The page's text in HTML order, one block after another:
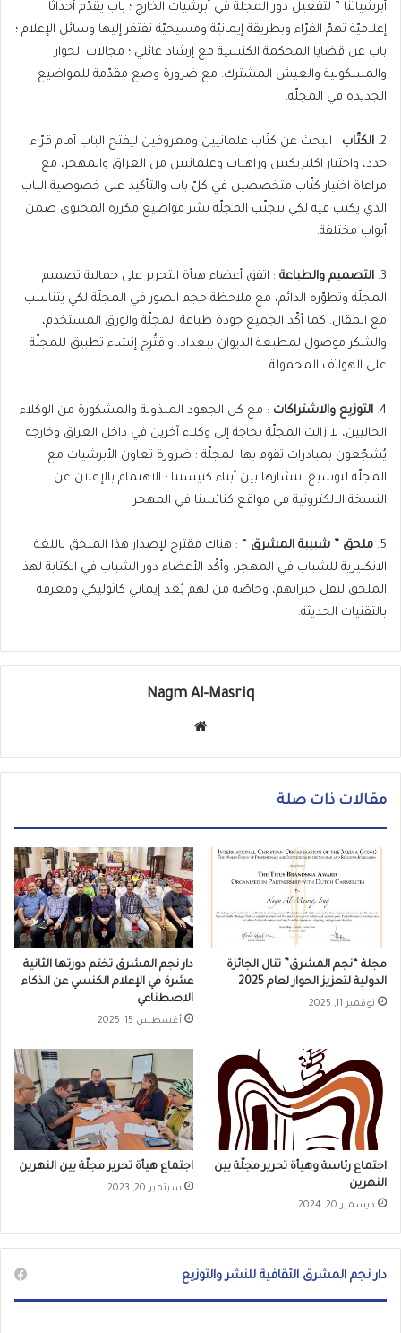
أبرشياتنا ” لتفعيل دور المجلّة في أبرشيات الخارج ؛ باب يقدّم أحداثًا
إعلاميّة تهمّ القرّاء وبطريقة إيمانيّة ومسيحيّة تفتقر إليها وسائل الإعلام ؛
باب عن قضايا المحكمة الكنسية مع إرشاد عائلي ؛ مجالات الحوار
والمسكونية والعيش المشترك. مع ضرورة وضع مقدّمة للمواضيع
الجديدة في المجلّة.
2. الكتّاب : البحث عن كتّاب علمانيين ومعروفين ليفتح الباب أمام قرّاء
جدد، واختيار اكليريكيين وراهبات وعلمانيين من العراق والمهجر، مع
مراعاة اختيار كتّاب متخصصين في كلّ باب والتأكيد على خصوصية الباب
الذي يكتب فيه لكي تتجنّب المجلّة نشر مواضيع مكررة المحتوى ضمن
أبواب مختلفة.
3. التصميم والطباعة : اتفق أعضاء هيأة التحرير على جمالية تصميم
المجلّة وتطوّره الدائم، مع ملاحظة حجم الصور في المجلّة لكي يتناسب
مع المقال. كما أكّد الجميع جودة طباعة المجلّة والورق المستخدم،
والشكر موصول لمطبعة الديوان ببغداد. واقتُرِح إنشاء تطبيق للمجلّة
على الهواتف المحمولة.
4. التوزيع والاشتراكات : مع كل الجهود المبذولة والمشكورة من الوكلاء
الحاليين، لا زالت المجلّة بحاجة إلى وكلاء آخرين في داخل العراق وخارجه
يُشجّعون بمبادرات تقوم بها المجلّة ؛ ضرورة تعاون الأبرشيات مع
المجلّة لتوسيع انتشارها بين أبناء كنيستنا ؛ الاهتمام بالإعلان عن
النسخة الالكترونية في مواقع كنائسنا في المهجر.
5. ملحق ” شبيبة المشرق “ : هناك مقترح لإصدار هذا الملحق باللغة
الانكليزية للشباب في المهجر، وأكّد الأعضاء دور الشباب في الكتابة لهذا
الملحق لنقل خبراتهم، وخاصّة من لهم بُعد إيماني كاثوليكي ومعرفة
بالتقنيات الحديثة.
Nagm Al-Masriq
الوي
مقالات ذات صلة
مجلة “نجم المشرق” تنال الجائزة
الدولية لتعزيز الحوار لعام 2025
نوفمبر 11, 2025
دار نجم المشرق تختم دورتها الثانية
عشرة في الإعلام الكنسي عن الذكاء
الاصطناعي
أغسطس 15, 2025
اجتماع رئاسة وهيأة تحرير مجلّة بين
النهرين
ديسمبر 20, 2024
اجتماع هيأة تحرير مجلّة بين النهرين
سبتمبر 20, 2023
دار نجم المشرق الثقافية للنشر والتوزيع